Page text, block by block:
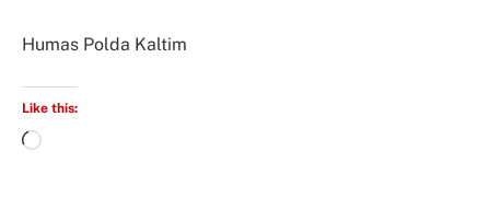
Humas Polda Kaltim
Like this: